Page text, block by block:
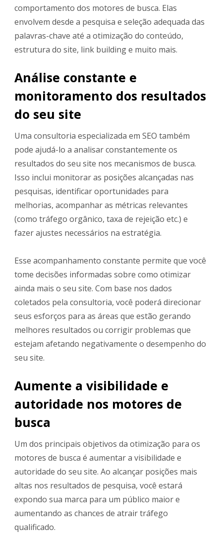
comportamento dos motores de busca. Elas
envolvem desde a pesquisa e seleção adequada das
palavras-chave até a otimização do conteúdo,
estrutura do site, link building e muito mais.
Análise constante e
monitoramento dos resultados
do seu site
Uma consultoria especializada em SEO também
pode ajudá-lo a analisar constantemente os
resultados do seu site nos mecanismos de busca.
Isso inclui monitorar as posições alcançadas nas
pesquisas, identificar oportunidades para
melhorias, acompanhar as métricas relevantes
(como tráfego orgânico, taxa de rejeição etc.) e
fazer ajustes necessários na estratégia.
Esse acompanhamento constante permite que você
tome decisões informadas sobre como otimizar
ainda mais o seu site. Com base nos dados
coletados pela consultoria, você poderá direcionar
seus esforços para as áreas que estão gerando
melhores resultados ou corrigir problemas que
estejam afetando negativamente o desempenho do
seu site.
Aumente a visibilidade e
autoridade nos motores de
busca
Um dos principais objetivos da otimização para os
motores de busca é aumentar a visibilidade e
autoridade do seu site. Ao alcançar posições mais
altas nos resultados de pesquisa, você estará
expondo sua marca para um público maior e
aumentando as chances de atrair tráfego
qualificado.